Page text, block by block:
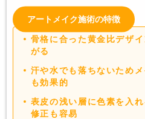
アートメイク施術の特徴
骨格に合った黄金比デザ
がる
汗や水でも落ちないため
も効果的
表皮の浅い層に色素を入
修正も容易